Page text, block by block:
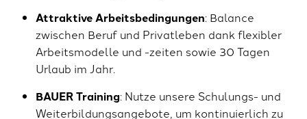
Attraktive Arbeitsbedingungen: Balance
zwischen Beruf und Privatleben dank flexibler
Arbeitsmodelle und -zeiten sowie 30 Tagen
Urlaub im Jahr.
BAUER Training: Nutze unsere Schulungs- und
Weiterbildungsangebote, um kontinuierlich zu